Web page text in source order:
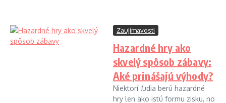
Zaujímavosti
Hazardné hry ako
skvelý spôsob zábavy:
Aké prinášajú výhody?
Niektorí ľudia berú hazardné
hry len ako istú formu zisku, no